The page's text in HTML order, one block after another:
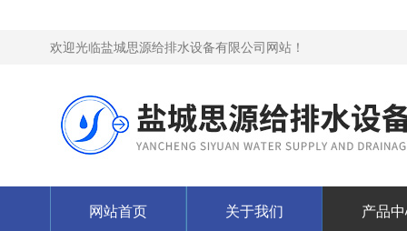
欢迎光临盐城思源给排水设备有限公司网站！
网站首页 关于我们 产品